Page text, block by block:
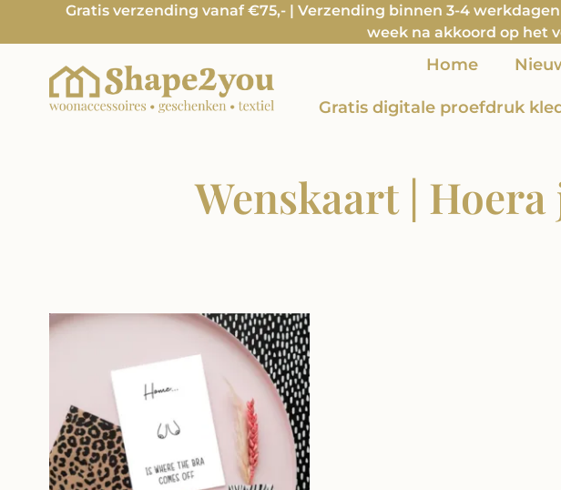
Gratis verzending vanaf €75,- | Verzending binnen 3-4
week na akkoord op het
Home
Gratis digitale proefdruk
Wenskaart |